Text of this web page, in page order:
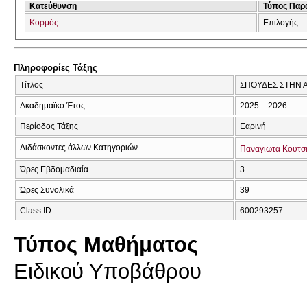
Κατεύθυνση
Τύπος
Κορμός
Επιλογής
Πληροφορίες Τάξης
Τίτλος ΣΠΟΥΔΕΣ ΣΤΗΝ
Ακαδημαϊκό Έτος 2025 – 2026
Περίοδος Τάξης Εαρινή
Διδάσκοντες άλλων Κατηγοριών Παναγιωτα
Ώρες Εβδομαδιαία 3
Ώρες Συνολικά 39
Class ID 600293257
Τύπος Μαθήματος
Ειδικού Υποβάθρου